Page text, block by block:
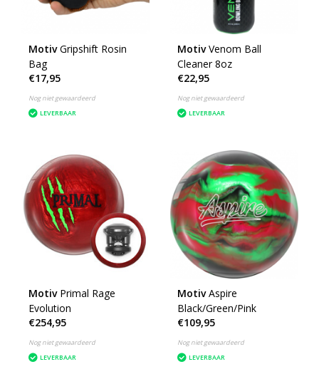
Motiv Gripshift Rosin
Bag
€17,95
Nog niet gewaardeerd
LEVERBAAR
Motiv Venom Ball
Cleaner 8oz
€22,95
Nog niet gewaardeerd
LEVERBAAR
Motiv Primal Rage
Evolution
€254,95
Nog niet gewaardeerd
LEVERBAAR
Motiv Aspire
Black/Green/Pink
€109,95
Nog niet gewaardeerd
LEVERBAAR